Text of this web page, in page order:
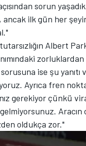
sorun
ancak ilk gün her
Albert
sorusuna ise şu
Ayrıca fren
gerekiyor çünkü
gelmiyorsunuz.
oldukça zor."